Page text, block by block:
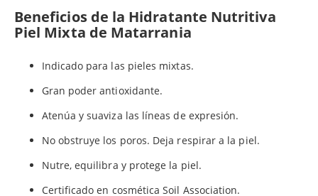
Beneficios de la Hidratante Nutritiva
Piel Mixta de Matarrania
Indicado para las pieles mixtas.
Gran poder antioxidante.
Atenúa y suaviza las líneas de expresión.
No obstruye los poros. Deja respirar a la piel.
Nutre, equilibra y protege la piel.
Certificado en cosmética Soil Association.